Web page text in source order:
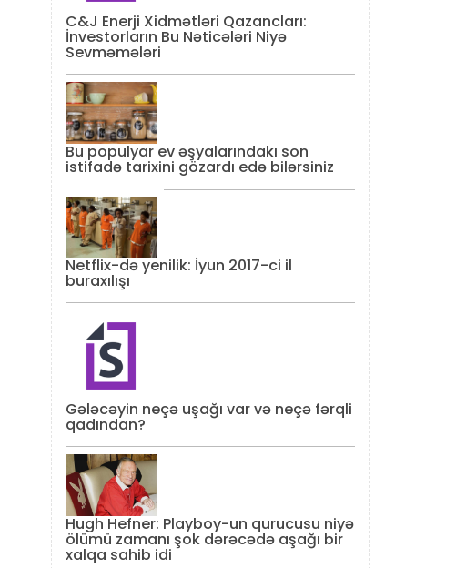
C&J Enerji Xidmətləri Qazancları:
İnvestorların Bu Nəticələri Niyə
Sevməmələri
Bu populyar ev əşyalarındakı son
istifadə tarixini gözardı edə bilərsiniz
Netflix-də yenilik: İyun 2017-ci il
buraxılışı
Gələcəyin neçə uşağı var və neçə fərqli
qadından?
Hugh Hefner: Playboy-un qurucusu niyə
ölümü zamanı şok dərəcədə aşağı bir
xalqa sahib idi